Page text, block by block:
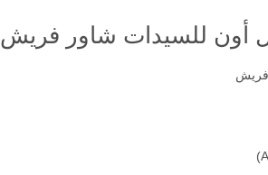
للسيدات شاور فريش 50 ملل؟
فريش